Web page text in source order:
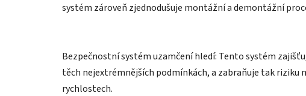
systém zároveň zjednodušuje montážní a demontážní
Bezpečnostní systém uzamčení hledí: Tento systém
těch nejextrémnějších podmínkách, a zabraňuje tak riziku
rychlostech.